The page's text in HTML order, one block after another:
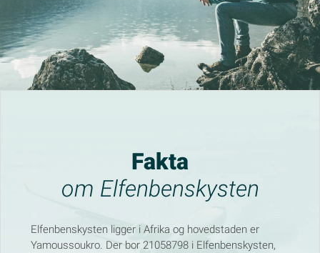
Fakta
om Elfenbenskysten
Elfenbenskysten ligger i Afrika og hovedstaden er
Yamoussoukro. Der bor 21058798 i Elfenbenskysten,